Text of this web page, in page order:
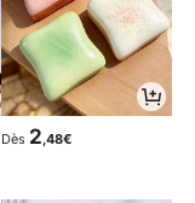
Dès 2 ,48€